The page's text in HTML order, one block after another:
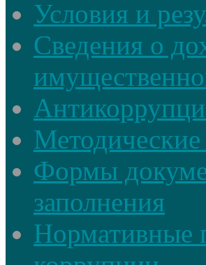
Условия и
Сведения о
Формы
заполнения
Нормативные